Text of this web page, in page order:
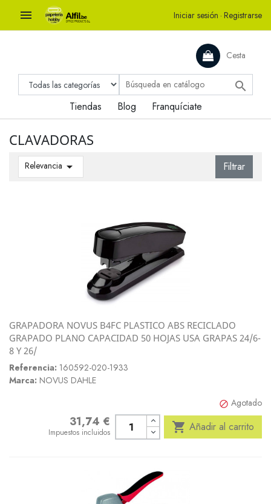
 Iniciar sesión · Registrarse
Cesta

Tiendas Blog Franquíciate
CLAVADORAS
Relevancia  Filtrar
GRAPADORA NOVUS B4FC PLASTICO ABS RECICLADO
GRAPADO PLANO CAPACIDAD 50 HOJAS USA GRAPAS 24/6-
8 Y 26/
Referencia: 160592-020-1933
Marca: NOVUS DAHLE
 Agotado
Precio31,74 €
Impuestos incluidos  Añadir al carrito